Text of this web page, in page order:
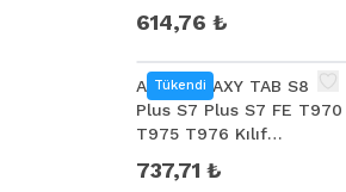
Yerli
614,76 ₺
Tükendi
ALLY GALAXY TAB S8
Plus S7 Plus S7 FE T970
T975 T976 Kılıf
Standlı Zırh Kılıf
737,71 ₺